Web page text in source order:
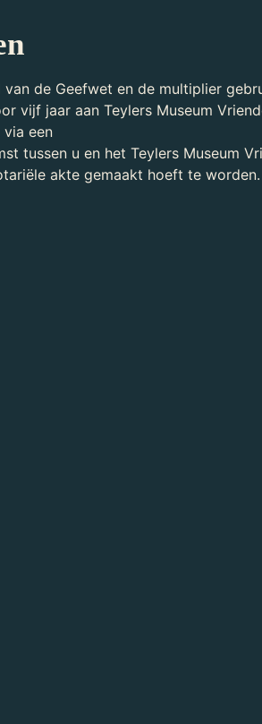
de Geefwet en de multiplier
vijf jaar aan Teylers Museum
via een
tussen u en het Teylers Museum
akte gemaakt hoeft te worden.